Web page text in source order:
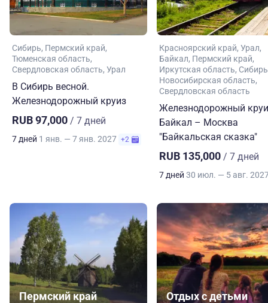
Сибирь Пермский край
Тюменская область
Свердловская область Урал
В Сибирь весной.
Железнодорожный круиз
RUB 97,000 / 7 дней
7 дней 1 янв. — 7 янв. 2027 +2
Красноярский край Урал
Байкал Пермский край
Иркутская область Сибирь
Новосибирская область
Свердловская область
Железнодорожный
Байкал – Москва
"Байкальская сказка"
RUB 135,000 / 7 дней
7 дней 30 июл. — 5 авг.
Пермский край Отдых с детьми